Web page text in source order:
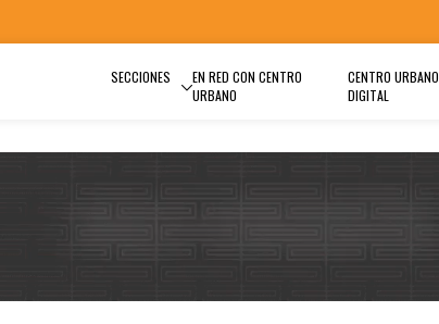
SECCIONES
EN RED CON CENTRO
URBANO
CENTRO URBANO
DIGITAL